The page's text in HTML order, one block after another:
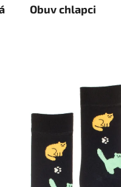
Obuv chlapci